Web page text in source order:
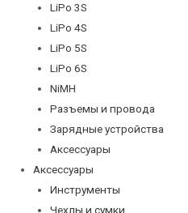
LiPo 3S
LiPo 4S
LiPo 5S
LiPo 6S
NiMH
Разъемы и провода
Зарядные устройства
Аксессуары
Аксессуары
Инструменты
Чехлы и сумки